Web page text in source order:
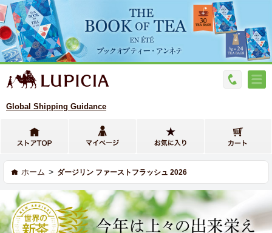
Global Shipping Guidance
ホーム > ダージリン ファーストフラッシュ 2026